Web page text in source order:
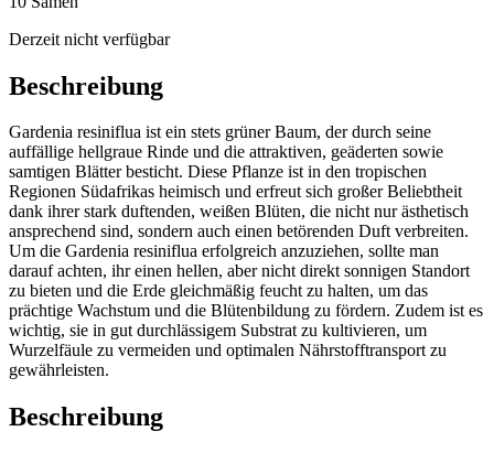
Derzeit nicht verfügbar
Beschreibung
Gardenia resiniflua ist ein stets grüner Baum, der durch seine
auffällige hellgraue Rinde und die attraktiven, geäderten sowie
samtigen Blätter besticht. Diese Pflanze ist in den tropischen
Regionen Südafrikas heimisch und erfreut sich großer Beliebtheit
dank ihrer stark duftenden, weißen Blüten, die nicht nur ästhetisch
ansprechend sind, sondern auch einen betörenden Duft verbreiten.
Um die Gardenia resiniflua erfolgreich anzuziehen, sollte man
darauf achten, ihr einen hellen, aber nicht direkt sonnigen Standort
zu bieten und die Erde gleichmäßig feucht zu halten, um das
prächtige Wachstum und die Blütenbildung zu fördern. Zudem ist es
wichtig, sie in gut durchlässigem Substrat zu kultivieren, um
Wurzelfäule zu vermeiden und optimalen Nährstofftransport zu
gewährleisten.
Beschreibung